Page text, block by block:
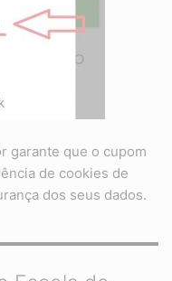
garante que o cupom
de cookies de
dos seus dados.